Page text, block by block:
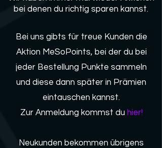
bei denen du richtig sparen kannst.
Bei uns gibts für treue Kunden die
Aktion MeSoPoints, bei der du bei
jeder Bestellung Punkte sammeln
und diese dann später in Prämien
eintauschen kannst.
Zur Anmeldung kommst du hier!
Neukunden bekommen übrigens